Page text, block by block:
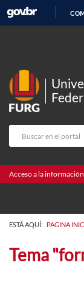
Acceso a la información
ESTÁ AQUÍ: PAGINA
Tema